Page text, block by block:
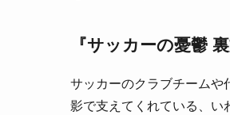
『サッカーの憂鬱​
サッカーのクラブチーム
影で支えてくれている、